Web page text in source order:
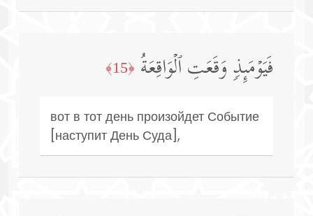
فَیَوۡمَىِٕذࣲ وَقَعَتِ ٱلۡوَاقِعَةُ ﴿15﴾
вот в тот день произойдет Событие
[наступит День Суда],